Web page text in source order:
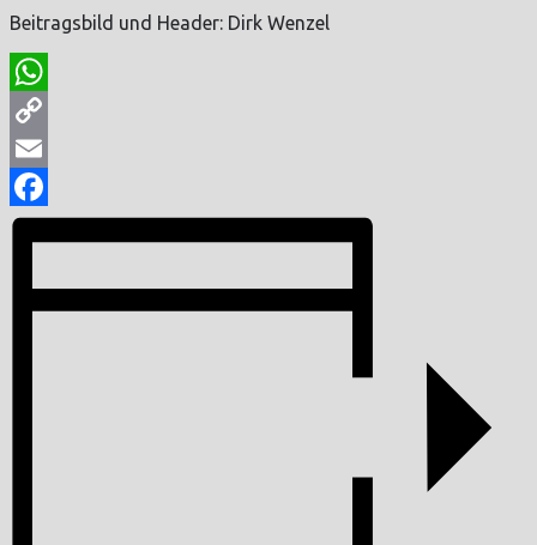
Beitragsbild und Header: Dirk Wenzel
WhatsApp
Copy
Link
Email
Facebook